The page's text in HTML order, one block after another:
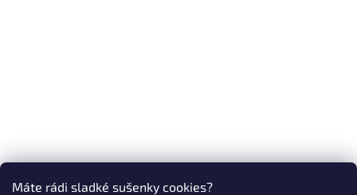
Máte rádi sladké sušenky cookies?